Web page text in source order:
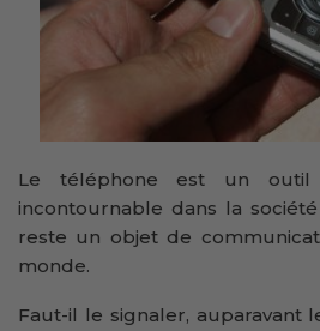
Le téléphone est un outil
incontournable dans la
reste un objet de
monde.
Faut-il le signaler, auparavant